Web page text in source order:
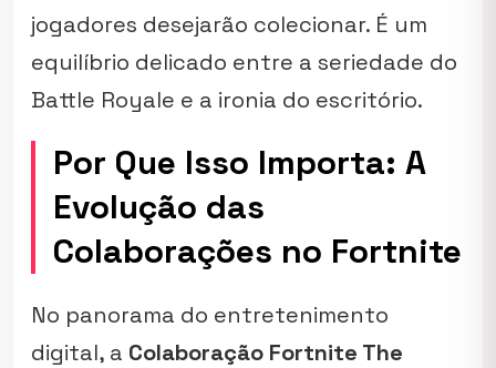
jogadores desejarão colecionar. É um
equilíbrio delicado entre a seriedade do
Battle Royale e a ironia do escritório.
Por Que Isso Importa: A
Evolução das
Colaborações no Fortnite
No panorama do entretenimento
digital, a Colaboração Fortnite The